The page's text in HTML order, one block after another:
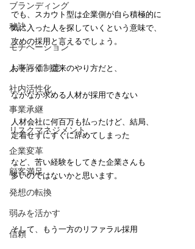
ブランディング
秘訣
モチベーション
人事評価制度
社内活性化
事業承継
リスクマネジメント
企業変革
顧客満足
発想の転換
弱みを活かす
信頼
でも、スカウト型は企業側が自ら積極的に
気に入った人を探していくという意味で、
攻めの採用と言えるでしょう。
おそらく、従来のやり方だと、
なかなか求める人材が採用できない
人材会社に何百万も払ったけど、結局、
定着せずにすぐに辞めてしまった
など、苦い経験をしてきた企業さんも
多いのではないかと思います。
そして、もう一方のリファラル採用